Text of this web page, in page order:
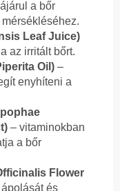
a bőr
Leaf Juice)
az irritált bőrt.
Oil) –
enyhíteni a
– vitaminokban
a bőr
Flower
és